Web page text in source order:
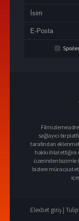
Spoiler
sağlayıcı bir
tarafından
hakkı ihlal ettiğini
üzerinden bizimle
bizlere müracaat
Elexbet giriş |